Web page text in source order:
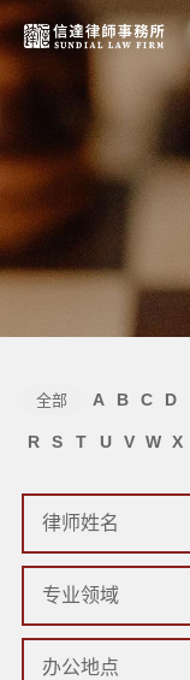
全部 A B C D
R S T U V W X